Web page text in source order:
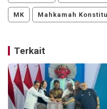
MK Mahkamah
Terkait